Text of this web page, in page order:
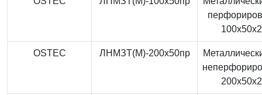
OSTEC ЛНМЗТ(М)-200x50пр